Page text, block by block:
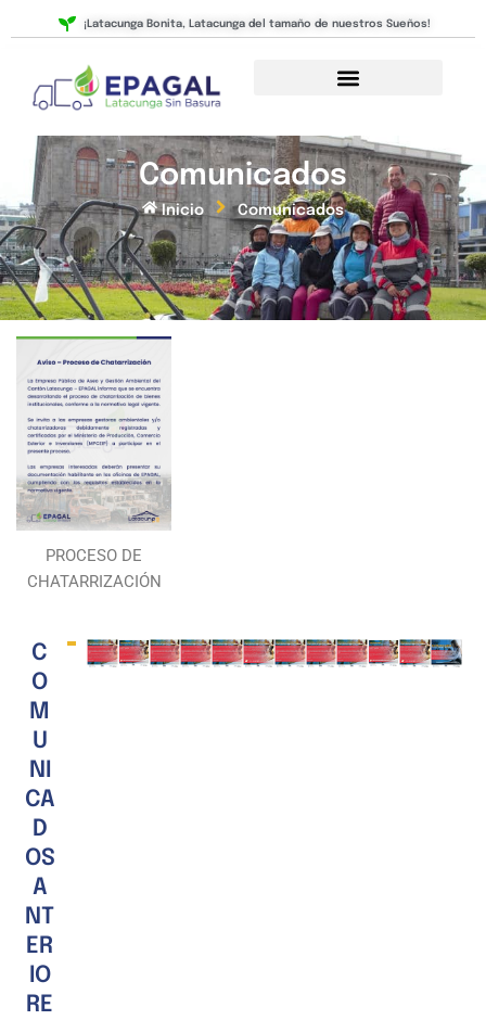
¡Latacunga Bonita, Latacunga del tamaño de nuestros Sueños!
Comunicados
Inicio Comunicados
PROCESO DE
CHATARRIZACIÓN
C
O
M
U
NI
CA
D
OS
A
NT
ER
IO
RE